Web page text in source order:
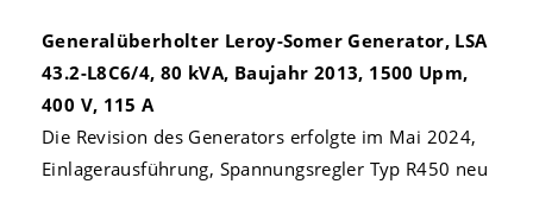
Generalüberholter Leroy-Somer Generator, LSA
43.2-L8C6/4, 80 kVA, Baujahr 2013, 1500 Upm,
400 V, 115 A
Die Revision des Generators erfolgte im Mai 2024,
Einlagerausführung, Spannungsregler Typ R450 neu